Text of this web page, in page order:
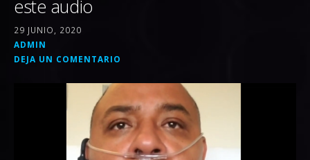
este audio
29 JUNIO, 2020
ADMIN
DEJA UN COMENTARIO